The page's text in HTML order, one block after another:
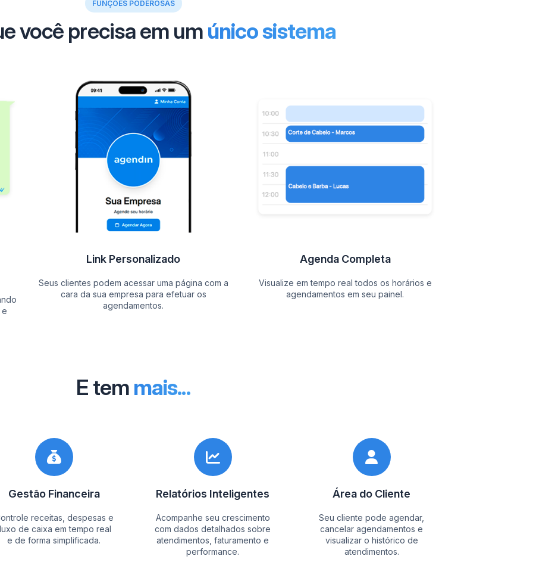
FUNÇÕES PODEROSAS
você precisa em um único sistema
e
Link Personalizado
Seus clientes podem acessar uma página com a
cara da sua empresa para efetuar os
agendamentos.
Agenda Completa
Visualize em tempo real todos os horários e
agendamentos em seu painel.
E tem mais...
Gestão Financeira
receitas, despesas e
de caixa em tempo real
e de forma simplificada.
Relatórios Inteligentes
Acompanhe seu crescimento
com dados detalhados sobre
atendimentos, faturamento e
performance.
Área do Cliente
Seu cliente pode agendar,
cancelar agendamentos e
visualizar o histórico de
atendimentos.